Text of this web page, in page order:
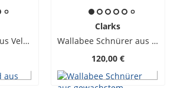
Stiefel Tala Mid aus Veloursleder
Clarks
Wallabee Schnürer aus gewachstem Wildleder
120,00 €